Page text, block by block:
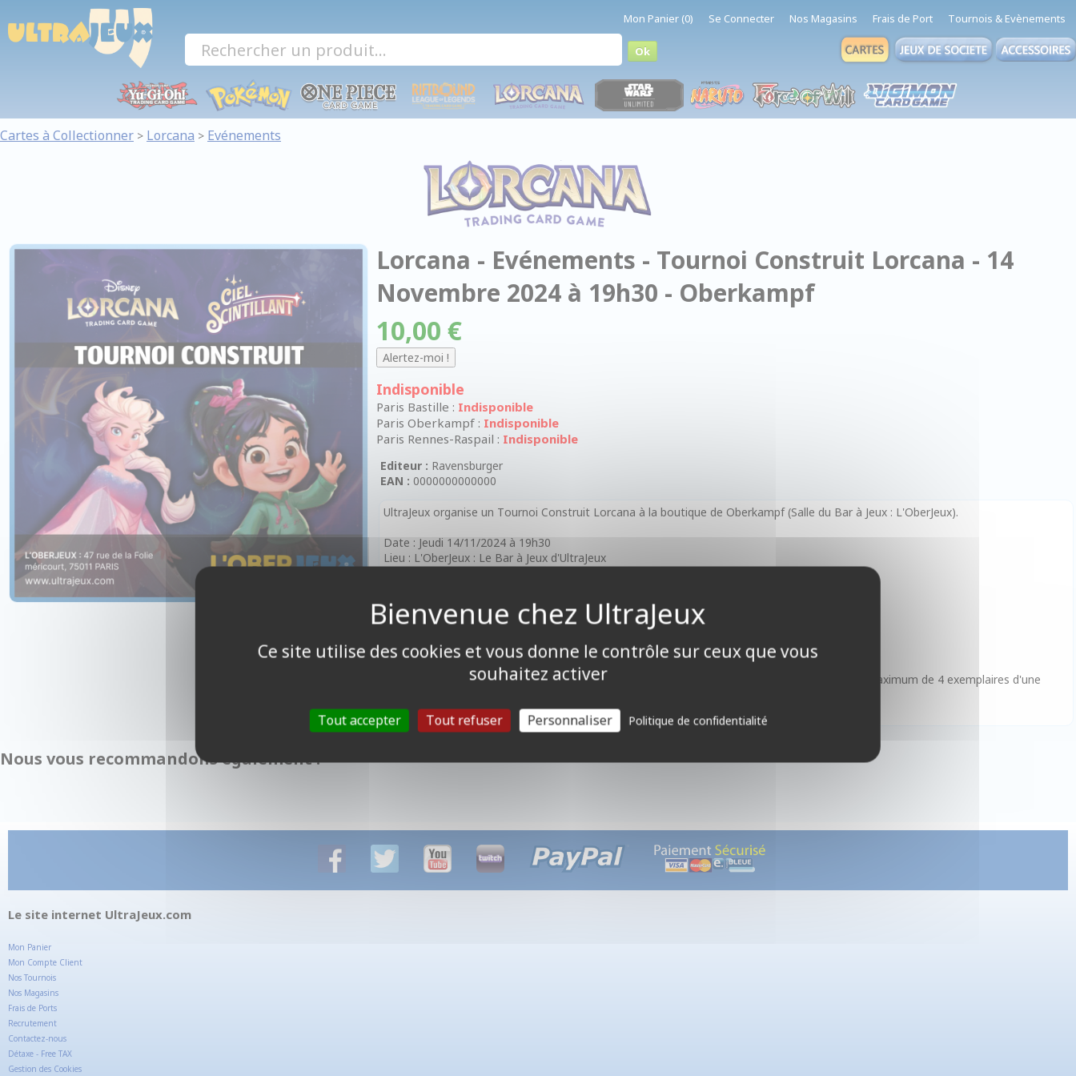
Mon Panier (0) Se Connecter Nos Magasins Frais de Port Tournois & Evènements
Cartes à Collectionner > Lorcana > Evénements
Lorcana - Evénements - Tournoi Construit Lorcana - 14
Novembre 2024 à 19h30 - Oberkampf
10,00 €
Indisponible
Paris Bastille : Indisponible
Paris Oberkampf : Indisponible
Paris Rennes-Raspail : Indisponible
Editeur : Ravensburger
EAN : 0000000000000
UltraJeux organise un Tournoi Construit Lorcana à la boutique de Oberkampf (Salle du Bar à Jeux : L'OberJeux).
Date : Jeudi 14/11/2024 à 19h30
Lieu : L'OberJeux : Le Bar à Jeux d'UltraJeux
Dotations:
1er: 3 boosters
5ème au 8ème : 1 Boosters
Votre deck doit se composer de maximum 2 couleurs d'encre. Et il contiendra également un maximum de 4 exemplaires d'une
C'est l'occasion parfaite de rencontrer de nouveaux joueurs ! 😇 😉
Nous vous recommandons également :
Le site internet UltraJeux.com
Mon Panier
Mon Compte Client
Nos Tournois
Nos Magasins
Frais de Ports
Recrutement
Contactez-nous
Détaxe - Free TAX
Gestion des Cookies
Panneau de gestion des cookies
Ce site utilise des cookies et vous donne le contrôle sur ceux que vous
souhaitez activer
Tout accepter Tout refuser Personnaliser Politique de confidentialité